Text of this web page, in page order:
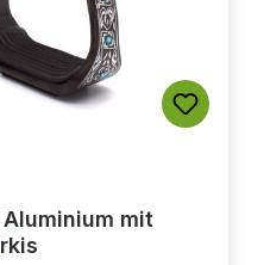
mit